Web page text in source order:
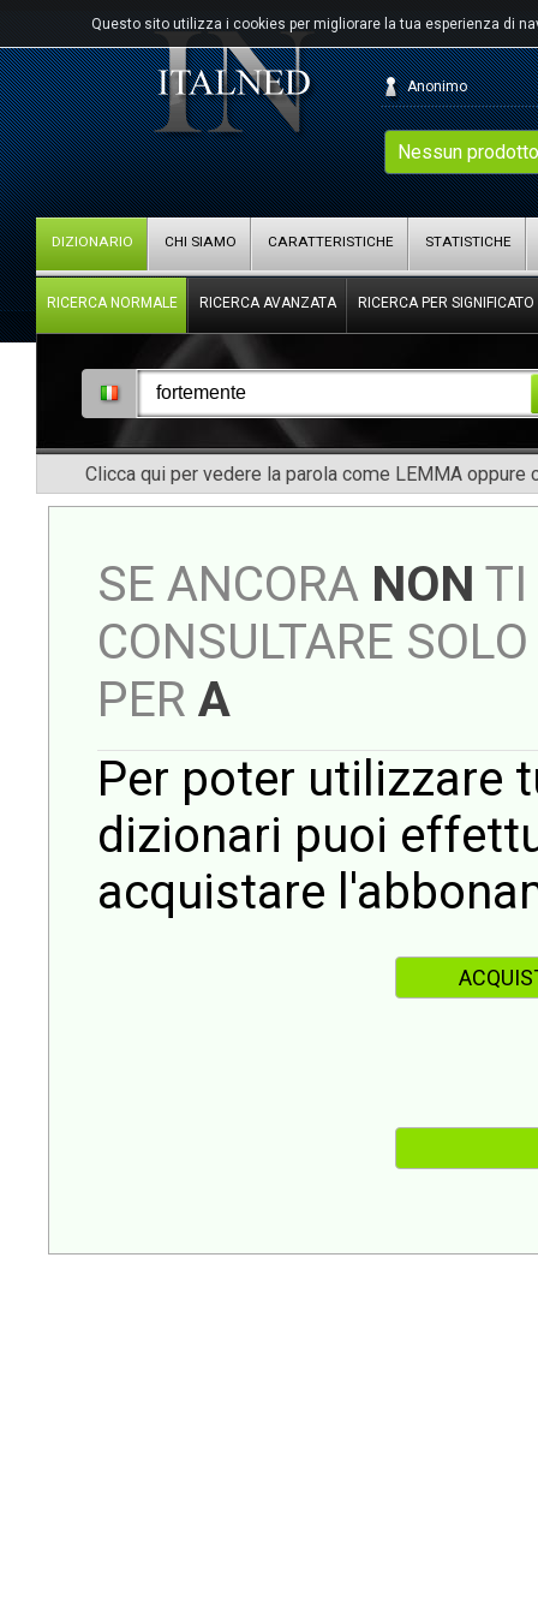
Questo sito utilizza i cookies per migliorare la tua esperienza di
Nessun
Anonimo
DIZIONARIO CHI SIAMO CARATTERISTICHE STATISTICHE
RICERCA NORMALE RICERCA AVANZATA RICERCA PER SIGNIFICATO
Clicca qui per vedere la parola come LEMMA oppure
SE ANCORA NON TI
CONSULTARE
PER A
Per poter utilizzare
dizionari puoi
acquistare